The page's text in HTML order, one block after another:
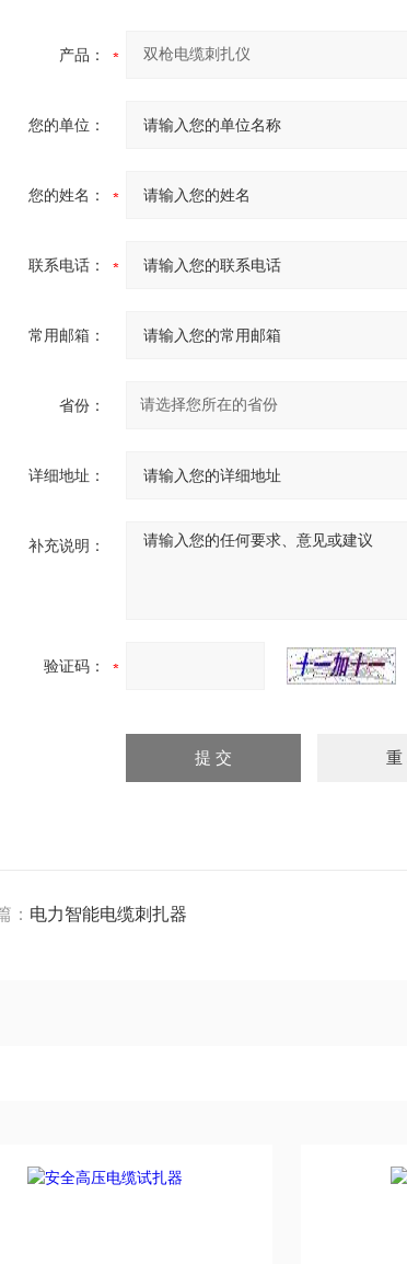
产品：
您的单位：
您的姓名：
联系电话：
常用邮箱：
省份：
详细地址：
补充说明：
验证码：
： 电力智能电缆刺扎器